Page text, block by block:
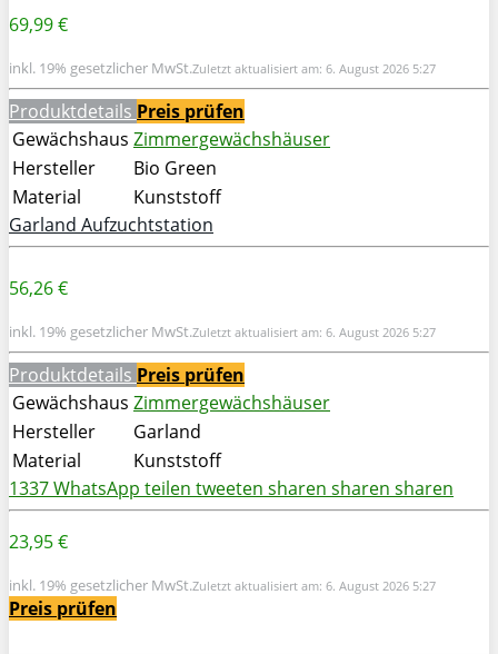
69,99 €
inkl. 19% gesetzlicher MwSt.Zuletzt aktualisiert am: 6. August 2026 5:27
Produktdetails Preis prüfen
Gewächshaus Zimmergewächshäuser
Hersteller
Bio Green
Material
Kunststoff
Garland Aufzuchtstation
56,26 €
inkl. 19% gesetzlicher MwSt.Zuletzt aktualisiert am: 6. August 2026 5:27
Produktdetails Preis prüfen
Gewächshaus Zimmergewächshäuser
Hersteller
Garland
Material
Kunststoff
1337WhatsApp teilen tweeten sharen sharen sharen
23,95 €
inkl. 19% gesetzlicher MwSt.Zuletzt aktualisiert am: 6. August 2026 5:27
Preis prüfen